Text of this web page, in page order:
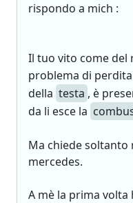
rispondo a mich :
Il tuo vito come del
problema di
della testa , è
da li esce la
Ma chiede
mercedes.
A mè la prima